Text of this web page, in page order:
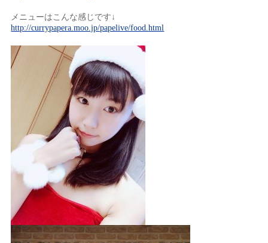
メニューはこんな感じです↓
http://currypapera.moo.jp/papelive/food.html